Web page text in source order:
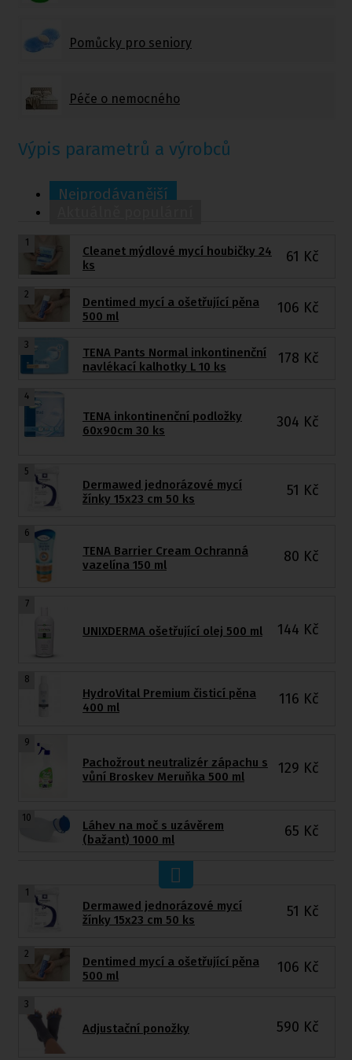
Pomůcky pro seniory
Péče o nemocného
Výpis parametrů a výrobců
Nejprodávanější
1
Cleanet mýdlové mycí houbičky 24
ks
61 Kč
2
Dentimed mycí a ošetřující pěna
500 ml
106 Kč
3
TENA Pants Normal inkontinenční
navlékací kalhotky L 10 ks
178 Kč
4
TENA inkontinenční podložky
60x90cm 30 ks
304 Kč
5
Dermawed jednorázové mycí
žínky 15x23 cm 50 ks
51 Kč
6
TENA Barrier Cream Ochranná
vazelína 150 ml
80 Kč
7
UNIXDERMA ošetřující olej 500 ml 144 Kč
8
HydroVital Premium čisticí pěna
400 ml
116 Kč
9
Pachožrout neutralizér zápachu s
vůní Broskev Meruňka 500 ml
129 Kč
10
Láhev na moč s uzávěrem
(bažant) 1000 ml
65 Kč
1
Dermawed jednorázové mycí
žínky 15x23 cm 50 ks
51 Kč
2
Dentimed mycí a ošetřující pěna
500 ml
106 Kč
3
Adjustační ponožky 590 Kč